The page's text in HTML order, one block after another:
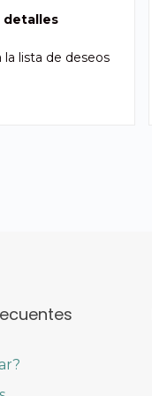
detalles
la lista de deseos